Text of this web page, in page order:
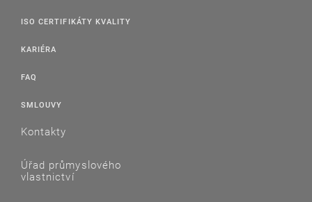
ISO CERTIFIKÁTY KVALITY
KARIÉRA
FAQ
SMLOUVY
Kontakty
Úřad průmyslového
vlastnictví